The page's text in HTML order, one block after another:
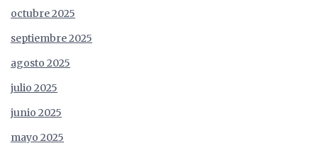
octubre 2025
septiembre 2025
agosto 2025
julio 2025
junio 2025
mayo 2025